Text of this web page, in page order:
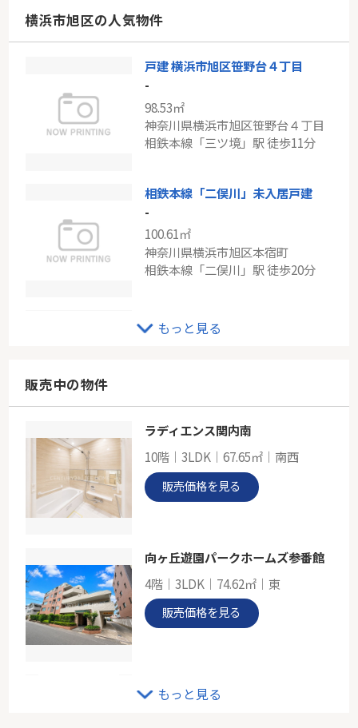
神奈川県川崎市幸区古市場１丁目
南武線「鹿島田」駅 徒歩12分
71.38㎡
神奈川県川崎市麻生区岡上５丁目
横浜市旭区の人気物件
戸建 横浜市旭区笹野台４丁目
-
98.53㎡
神奈川県横浜市旭区笹野台４丁目
相鉄本線「三ツ境」駅 徒歩11分
相鉄本線「二俣川」未入居戸建
-
100.61㎡
神奈川県横浜市旭区本宿町
相鉄本線「二俣川」駅 徒歩20分
相鉄本線「鶴ケ峰」新築戸建て
-
-
83.66㎡
もっと見る
販売中の物件
ラディエンス関内南
10階｜3LDK｜67.65㎡｜南西
販売価格を見る
向ヶ丘遊園パークホームズ参番館
4階｜3LDK｜74.62㎡｜東
販売価格を見る
もっと見る